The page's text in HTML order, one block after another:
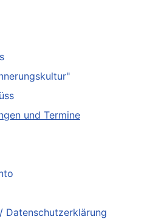
und Termine
Datenschutzerklärung